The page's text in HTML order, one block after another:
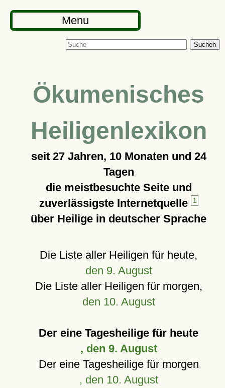
Menu
Suchen
Ökumenisches
Heiligenlexikon
seit 27 Jahren, 10 Monaten und 24
Tagen
die meistbesuchte Seite und
zuverlässigste Internetquelle
1
über Heilige in deutscher Sprache
Die Liste aller Heiligen für heute,
den 9. August
Die Liste aller Heiligen für morgen,
den 10. August
Der eine Tagesheilige für heute
, den 9. August
Der eine Tagesheilige für morgen
, den 10. August